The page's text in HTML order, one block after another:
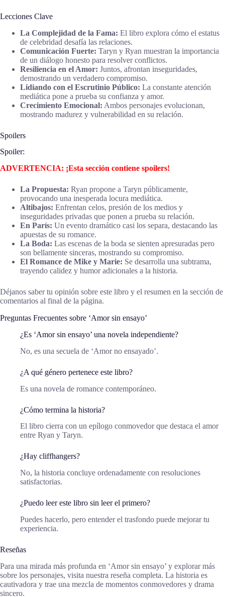
Lecciones Clave
La Complejidad de la Fama: El libro explora cómo el estatus
de celebridad desafía las relaciones.
Comunicación Fuerte: Taryn y Ryan muestran la importancia
de un diálogo honesto para resolver conflictos.
Resiliencia en el Amor: Juntos, afrontan inseguridades,
demostrando un verdadero compromiso.
Lidiando con el Escrutinio Público: La constante atención
mediática pone a prueba su confianza y amor.
Crecimiento Emocional: Ambos personajes evolucionan,
mostrando madurez y vulnerabilidad en su relación.
Spoilers
Spoiler:
ADVERTENCIA: ¡Esta sección contiene spoilers!
La Propuesta: Ryan propone a Taryn públicamente,
provocando una inesperada locura mediática.
Altibajos: Enfrentan celos, presión de los medios y
inseguridades privadas que ponen a prueba su relación.
En París: Un evento dramático casi los separa, destacando las
apuestas de su romance.
La Boda: Las escenas de la boda se sienten apresuradas pero
son bellamente sinceras, mostrando su compromiso.
El Romance de Mike y Marie: Se desarrolla una subtrama,
trayendo calidez y humor adicionales a la historia.
Déjanos saber tu opinión sobre este libro y el resumen en la sección de
comentarios al final de la página.
Preguntas Frecuentes sobre ‘Amor sin ensayo’
¿Es ‘Amor sin ensayo’ una novela independiente?
No, es una secuela de ‘Amor no ensayado’.
¿A qué género pertenece este libro?
Es una novela de romance contemporáneo.
¿Cómo termina la historia?
El libro cierra con un epílogo conmovedor que destaca el amor
entre Ryan y Taryn.
¿Hay cliffhangers?
No, la historia concluye ordenadamente con resoluciones
satisfactorias.
¿Puedo leer este libro sin leer el primero?
Puedes hacerlo, pero entender el trasfondo puede mejorar tu
experiencia.
Reseñas
Para una mirada más profunda en ‘Amor sin ensayo’ y explorar más
sobre los personajes, visita nuestra reseña completa. La historia es
cautivadora y trae una mezcla de momentos conmovedores y drama
sincero.